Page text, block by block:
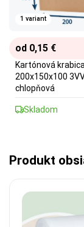
1 variant
od 0,15 €
Kartónová krabica
200x150x100
chlopňová
Skladom
Produkt